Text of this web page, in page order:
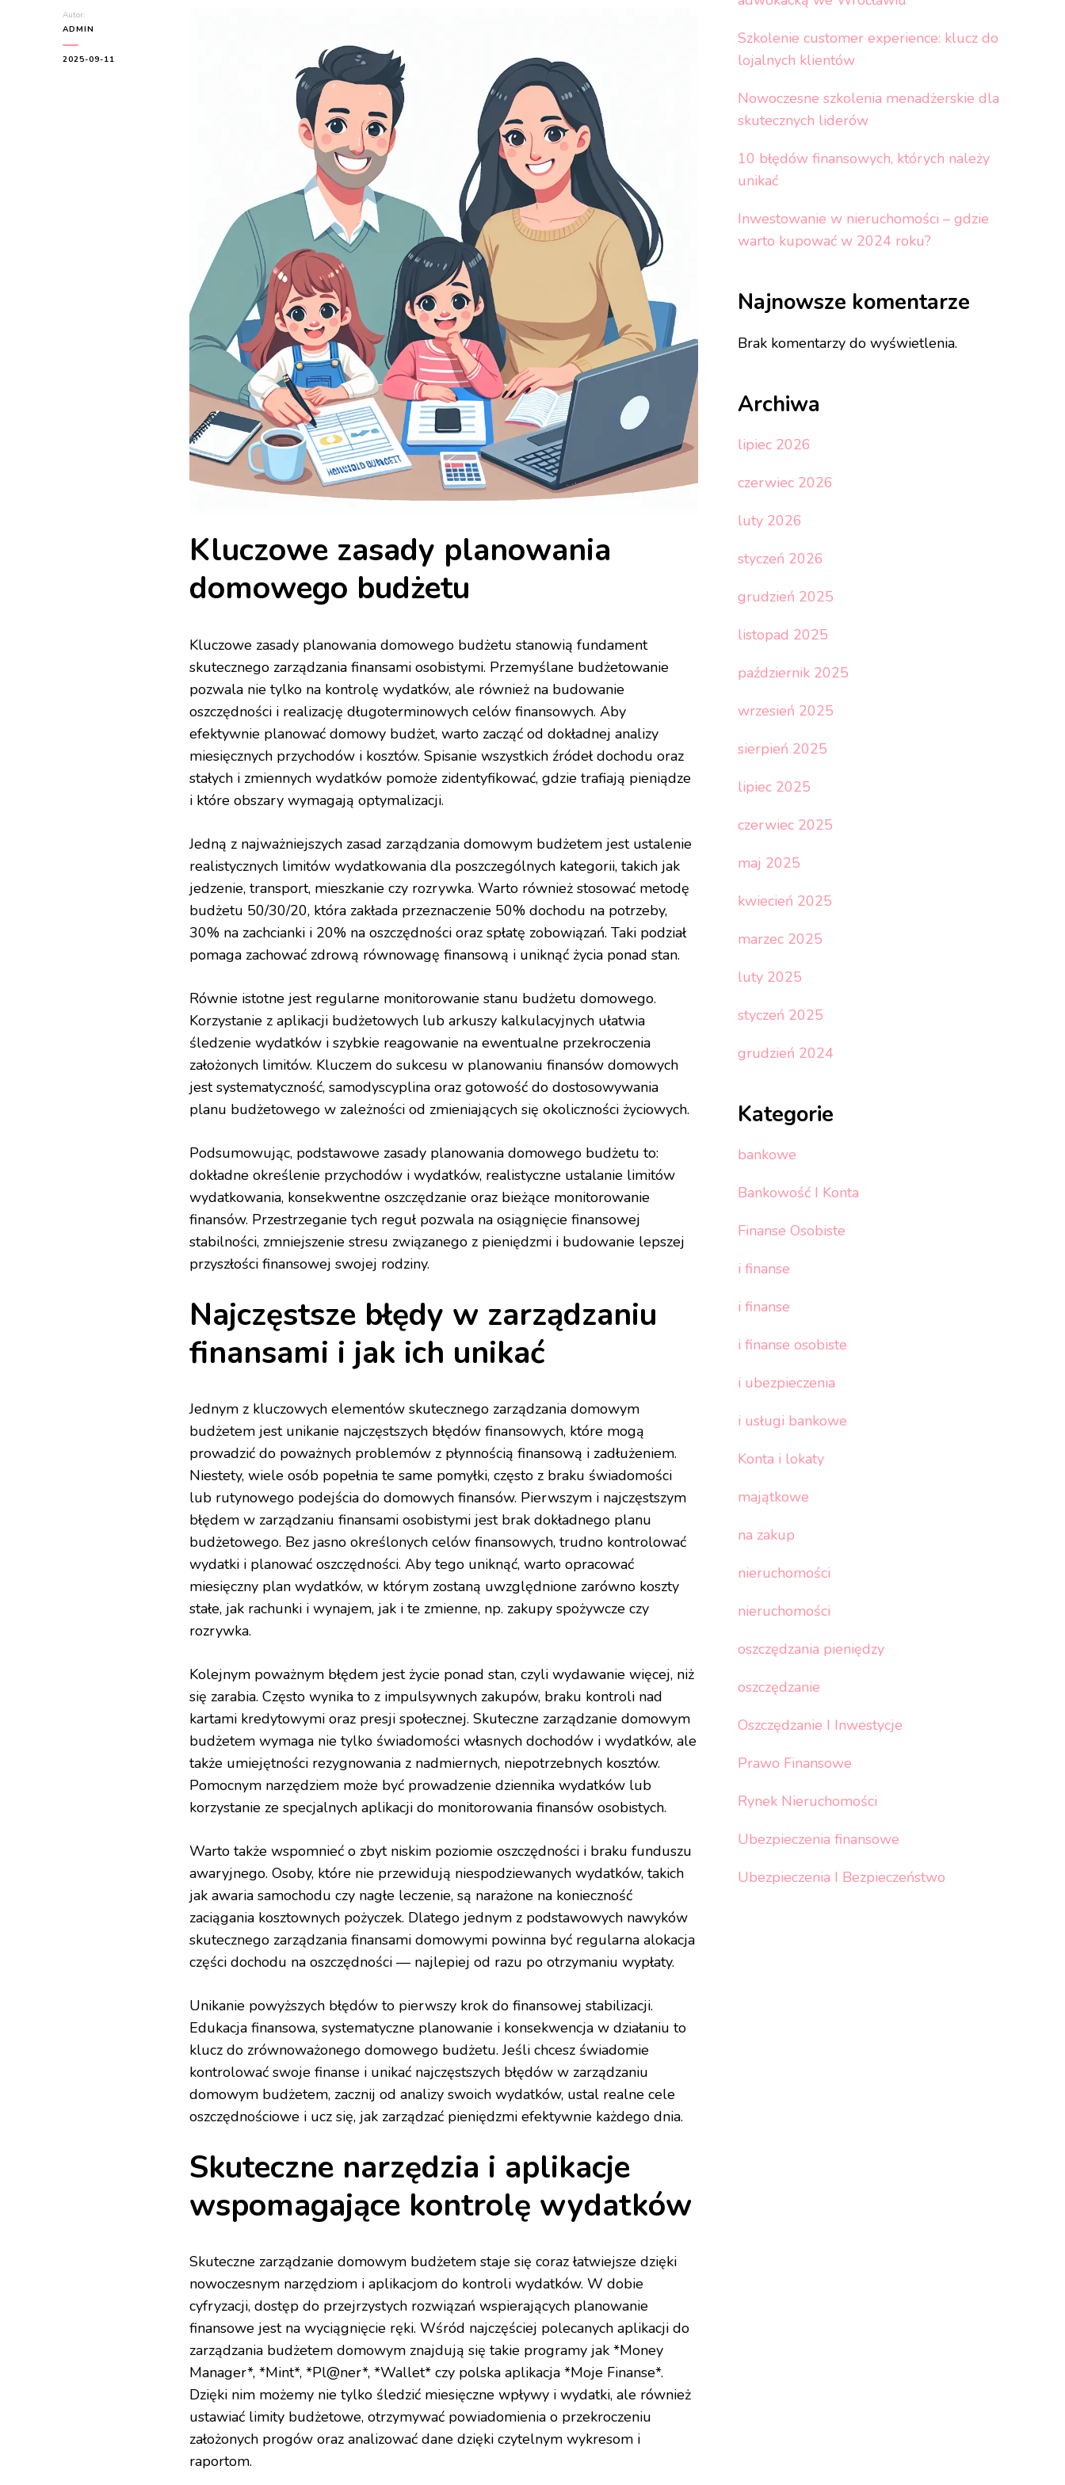
Autor:
ADMIN
2025-09-11
Kluczowe zasady planowania
domowego budżetu
Kluczowe zasady planowania domowego budżetu stanowią fundament
skutecznego zarządzania finansami osobistymi. Przemyślane budżetowanie
pozwala nie tylko na kontrolę wydatków, ale również na budowanie
oszczędności i realizację długoterminowych celów finansowych. Aby
efektywnie planować domowy budżet, warto zacząć od dokładnej analizy
miesięcznych przychodów i kosztów. Spisanie wszystkich źródeł dochodu oraz
stałych i zmiennych wydatków pomoże zidentyfikować, gdzie trafiają pieniądze
i które obszary wymagają optymalizacji.
Jedną z najważniejszych zasad zarządzania domowym budżetem jest ustalenie
realistycznych limitów wydatkowania dla poszczególnych kategorii, takich jak
jedzenie, transport, mieszkanie czy rozrywka. Warto również stosować metodę
budżetu 50/30/20, która zakłada przeznaczenie 50% dochodu na potrzeby,
30% na zachcianki i 20% na oszczędności oraz spłatę zobowiązań. Taki podział
pomaga zachować zdrową równowagę finansową i uniknąć życia ponad stan.
Równie istotne jest regularne monitorowanie stanu budżetu domowego.
Korzystanie z aplikacji budżetowych lub arkuszy kalkulacyjnych ułatwia
śledzenie wydatków i szybkie reagowanie na ewentualne przekroczenia
założonych limitów. Kluczem do sukcesu w planowaniu finansów domowych
jest systematyczność, samodyscyplina oraz gotowość do dostosowywania
planu budżetowego w zależności od zmieniających się okoliczności życiowych.
Podsumowując, podstawowe zasady planowania domowego budżetu to:
dokładne określenie przychodów i wydatków, realistyczne ustalanie limitów
wydatkowania, konsekwentne oszczędzanie oraz bieżące monitorowanie
finansów. Przestrzeganie tych reguł pozwala na osiągnięcie finansowej
stabilności, zmniejszenie stresu związanego z pieniędzmi i budowanie lepszej
przyszłości finansowej swojej rodziny.
Najczęstsze błędy w zarządzaniu
finansami i jak ich unikać
Jednym z kluczowych elementów skutecznego zarządzania domowym
budżetem jest unikanie najczęstszych błędów finansowych, które mogą
prowadzić do poważnych problemów z płynnością finansową i zadłużeniem.
Niestety, wiele osób popełnia te same pomyłki, często z braku świadomości
lub rutynowego podejścia do domowych finansów. Pierwszym i najczęstszym
błędem w zarządzaniu finansami osobistymi jest brak dokładnego planu
budżetowego. Bez jasno określonych celów finansowych, trudno kontrolować
wydatki i planować oszczędności. Aby tego uniknąć, warto opracować
miesięczny plan wydatków, w którym zostaną uwzględnione zarówno koszty
stałe, jak rachunki i wynajem, jak i te zmienne, np. zakupy spożywcze czy
rozrywka.
Kolejnym poważnym błędem jest życie ponad stan, czyli wydawanie więcej, niż
się zarabia. Często wynika to z impulsywnych zakupów, braku kontroli nad
kartami kredytowymi oraz presji społecznej. Skuteczne zarządzanie domowym
budżetem wymaga nie tylko świadomości własnych dochodów i wydatków, ale
także umiejętności rezygnowania z nadmiernych, niepotrzebnych kosztów.
Pomocnym narzędziem może być prowadzenie dziennika wydatków lub
korzystanie ze specjalnych aplikacji do monitorowania finansów osobistych.
Warto także wspomnieć o zbyt niskim poziomie oszczędności i braku funduszu
awaryjnego. Osoby, które nie przewidują niespodziewanych wydatków, takich
jak awaria samochodu czy nagłe leczenie, są narażone na konieczność
zaciągania kosztownych pożyczek. Dlatego jednym z podstawowych nawyków
skutecznego zarządzania finansami domowymi powinna być regularna alokacja
części dochodu na oszczędności — najlepiej od razu po otrzymaniu wypłaty.
Unikanie powyższych błędów to pierwszy krok do finansowej stabilizacji.
Edukacja finansowa, systematyczne planowanie i konsekwencja w działaniu to
klucz do zrównoważonego domowego budżetu. Jeśli chcesz świadomie
kontrolować swoje finanse i unikać najczęstszych błędów w zarządzaniu
domowym budżetem, zacznij od analizy swoich wydatków, ustal realne cele
oszczędnościowe i ucz się, jak zarządzać pieniędzmi efektywnie każdego dnia.
Skuteczne narzędzia i aplikacje
wspomagające kontrolę wydatków
Skuteczne zarządzanie domowym budżetem staje się coraz łatwiejsze dzięki
nowoczesnym narzędziom i aplikacjom do kontroli wydatków. W dobie
cyfryzacji, dostęp do przejrzystych rozwiązań wspierających planowanie
finansowe jest na wyciągnięcie ręki. Wśród najczęściej polecanych aplikacji do
zarządzania budżetem domowym znajdują się takie programy jak *Money
Manager*, *Mint*, *Pl@ner*, *Wallet* czy polska aplikacja *Moje Finanse*.
Dzięki nim możemy nie tylko śledzić miesięczne wpływy i wydatki, ale również
ustawiać limity budżetowe, otrzymywać powiadomienia o przekroczeniu
założonych progów oraz analizować dane dzięki czytelnym wykresom i
raportom.
Szkolenie customer experience: klucz do
lojalnych klientów
Nowoczesne szkolenia menadżerskie dla
skutecznych liderów
10 błędów finansowych, których należy
unikać
Inwestowanie w nieruchomości – gdzie
warto kupować w 2024 roku?
Najnowsze komentarze
Brak komentarzy do wyświetlenia.
Archiwa
lipiec 2026
czerwiec 2026
luty 2026
styczeń 2026
grudzień 2025
listopad 2025
październik 2025
wrzesień 2025
sierpień 2025
lipiec 2025
czerwiec 2025
maj 2025
kwiecień 2025
marzec 2025
luty 2025
styczeń 2025
grudzień 2024
Kategorie
bankowe
Bankowość I Konta
Finanse Osobiste
i finanse
i finanse
i finanse osobiste
i ubezpieczenia
i usługi bankowe
Konta i lokaty
majątkowe
na zakup
nieruchomości
nieruchomości
oszczędzania pieniędzy
oszczędzanie
Oszczędzanie I Inwestycje
Prawo Finansowe
Rynek Nieruchomości
Ubezpieczenia finansowe
Ubezpieczenia I Bezpieczeństwo